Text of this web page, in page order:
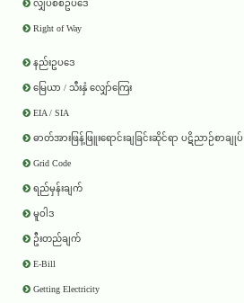
လျှပ်စစ်ဥပဒေ
Right of Way
နည်းဥပဒေ
မြေယာ / သီးနှံ လျှော်ကြေး
EIA / SIA
ဓာတ်အားဖြန့်ဖြူးရောင်းချခြင်းဆိုင်ရာ ပဋိညာဉ်စာချုပ်
Grid Code
ရည်မှန်းချက်
မူဝါဒ
ဦးတည်ချက်
E-Bill
Getting Electricity